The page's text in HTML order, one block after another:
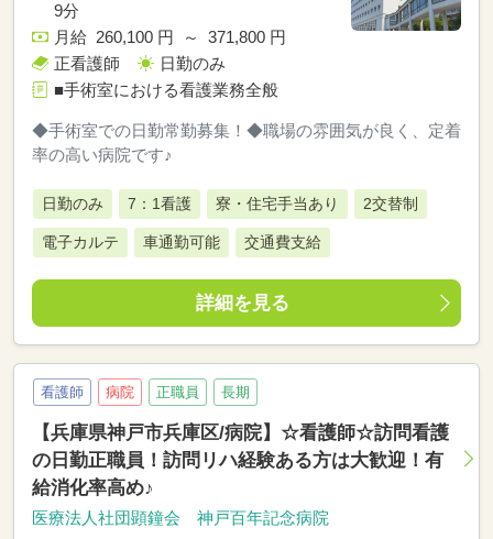
9分
月給 260,100 円 ～ 371,800 円
正看護師
日勤のみ
■手術室における看護業務全般
◆手術室での日勤常勤募集！◆職場の雰囲気が良く、定着
率の高い病院です♪
日勤のみ 7：1看護 寮・住宅手当あり 2交替制
電子カルテ 車通勤可能 交通費支給
詳細を見る
看護師 病院 正職員 長期
【兵庫県神戸市兵庫区/病院】☆看護師☆訪問看護
の日勤正職員！訪問リハ経験ある方は大歓迎！有
給消化率高め♪
医療法人社団顕鐘会 神戸百年記念病院